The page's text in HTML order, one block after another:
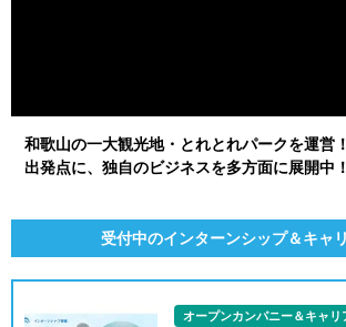
和歌山の一大観光地・とれとれパークを運営
出発点に、独自のビジネスを多方面に展開中！
受付中のインターンシップ＆キャ
オープンカンパニー＆キャリ